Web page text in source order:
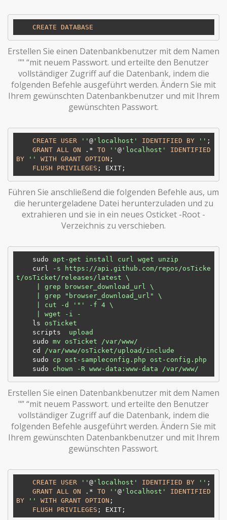
CREATE DATABASE
Erstellen Sie einen Datenbankbenutzer mit dem Namen
"" “mit neuem Passwort. und erteilte den Benutzer
vollständiger Zugriff auf die Datenbank, indem die
folgenden Befehle ausgeführt werden. Ändern Sie mit
Ihrem gewünschten Datenbankbenutzer und mit Ihrem
gewünschten Passwort.
CREATE USER '' @ 'localhost' IDENTIFIED BY '' ;
GRANT ALL ON .* TO '' @ 'localhost'
IDENTIFIED
BY
'' WITH GRANT OPTION ;
FLUSH
PRIVILEGES
Führen Sie anschließend die folgenden Befehle aus, um
die heruntergeladene Datei herunterzuladen und zu
extrahieren und sie in ein neues Osticket -Root -
Verzeichnis zu verschieben.
sudo
apt-get install curl wget unzip
curl
-s https://api.github.com/repos/osTicke
t/osTicket/releases/latest \
     | wget -i -
ls
osTicket
scripts
upload
sudo mv osTicket /var/www/
cd
/var/www/osTicket/upload/include
sudo
cp ost-sampleconfig.php ost-config.php
sudo
chown -R www-data:www-data /var/www/
​ Erstellen Sie einen Datenbankbenutzer mit dem Namen
"” “mit neuem Passwort. und erteilte den Benutzer
vollständiger Zugriff auf die Datenbank, indem die
folgenden Befehle ausgeführt werden. Ändern Sie mit
Ihrem gewünschten Datenbankbenutzer und mit Ihrem
gewünschten Passwort.
CREATE USER '' @ 'localhost' IDENTIFIED BY '' ;
GRANT ALL ON .* TO '' @ 'localhost'
IDENTIFIED
BY
'' WITH GRANT OPTION ;
FLUSH
PRIVILEGES